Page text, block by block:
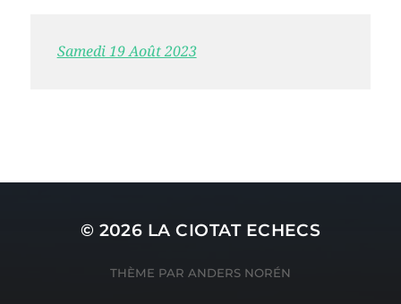
Samedi 19 Août 2023
© 2026 LA CIOTAT ECHECS
THÈME PAR ANDERS NORÉN